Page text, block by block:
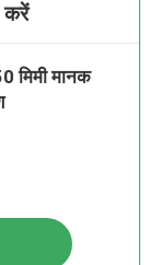
करें
मिमी मानक